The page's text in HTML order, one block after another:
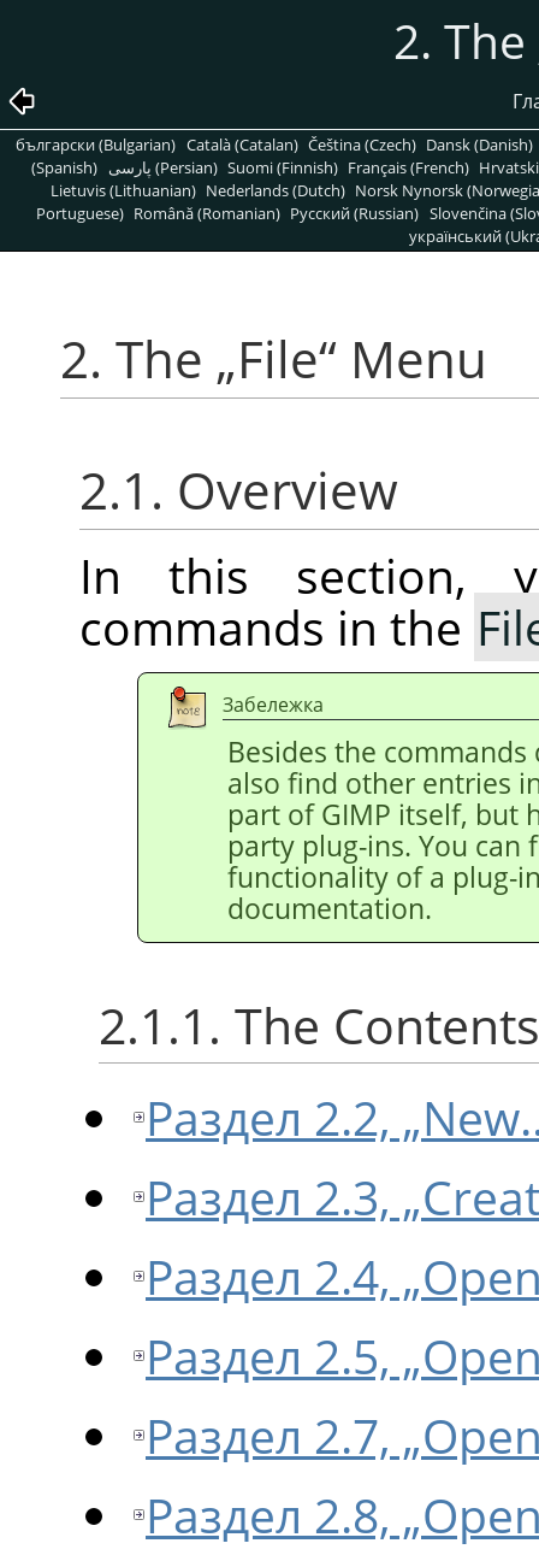
2. The
български (Bulgarian) Català (Catalan) Čeština (Czech) Dansk (Danish)
(Spanish)
پارسی (Persian) Suomi (Finnish) Français (French)
Lietuvis (Lithuanian) Nederlands (Dutch) Norsk Nynorsk
Portuguese) Română (Romanian) Pусский (Russian) Slovenčina
український
2. The „File“ Menu
2.1. Overview
In this section,
commands in the
Забележка
Besides the
also find other entries
part ofGIMP itself, but
party plug-ins. You
functionality of a plug-
documentation.
2.1.1. The
Раздел 2.2,
Раздел 2.3,
Раздел 2.4,
Раздел 2.5,
Раздел 2.7,
Раздел 2.8,